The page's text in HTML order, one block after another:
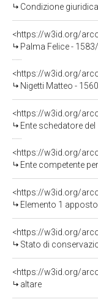
Condizione
<https://w3id.org/
Palma Felice -
<https://w3id.org/
Nigetti Matteo -
<https://w3id.org/
Ente schedatore del bene
<https://w3id.org/
Ente competente per
<https://w3id.org/
Elemento 1
<https://w3id.org/
Stato di
<https://w3id.org/
altare